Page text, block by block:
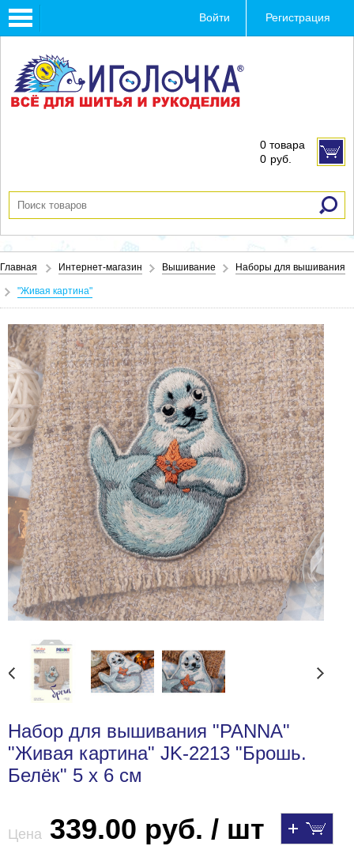
Toggle
navigation
Войти Регистрация
0 товара
0 руб.
Главная Интернет-магазин Вышивание Наборы для вышивания
"Живая картина"
Набор для вышивания "PANNA"
"Живая картина" JK-2213 "Брошь.
Белёк" 5 х 6 см
Цена 339.00 руб. / шт